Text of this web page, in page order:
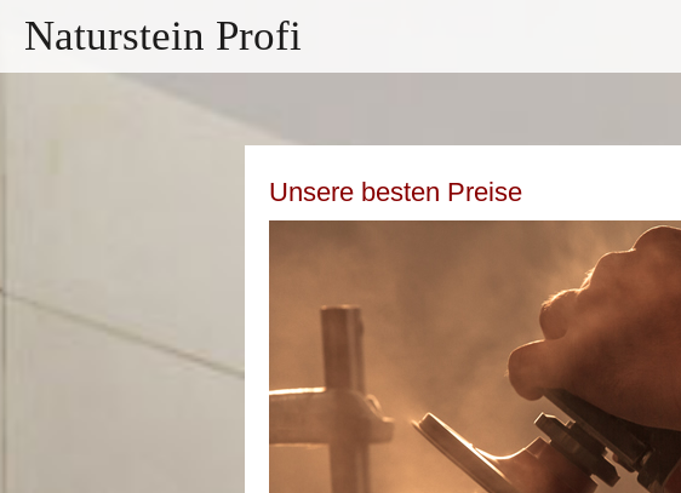
Naturstein Profi
Unsere besten Preise